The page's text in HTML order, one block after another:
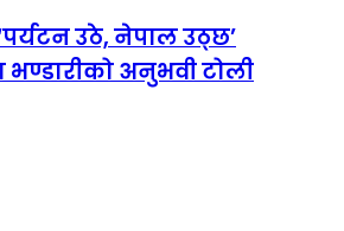
‘पर्यटन उठे, नेपाल उठ्छ’
भण्डारीको अनुभवी टोली